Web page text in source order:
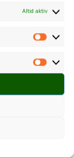
Altid aktiv
homes